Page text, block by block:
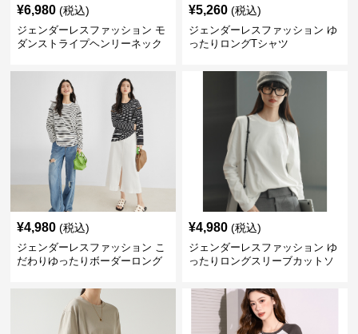
¥6,980 (税込)
ジェンダーレスファッション モ
ダンストライプヘンリーネック
¥5,260 (税込)
ジェンダーレスファッション ゆ
ったりロングTシャツ
¥4,980 (税込)
ジェンダーレスファッション こ
だわりゆったりボーダーロング
¥4,980 (税込)
ジェンダーレスファッション ゆ
ったりロングスリーブカットソ